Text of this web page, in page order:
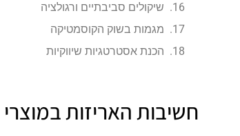
שיקולים סביבתיים ורגולציה
מגמות בשוק הקוסמטיקה
הכנת אסטרטגיות שיווקיות
חשיבות האריזות